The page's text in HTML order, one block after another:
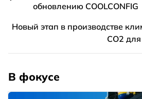
обновлению COOLCONFIG
Новый этап в производстве
СО2 для
В фокусе